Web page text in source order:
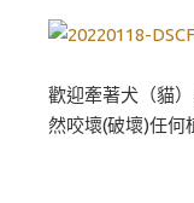
歡迎牽著犬（貓
然咬壞(破壞)任何